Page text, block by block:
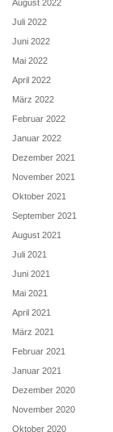
August 2022
Juli 2022
Juni 2022
Mai 2022
April 2022
März 2022
Februar 2022
Januar 2022
Dezember 2021
November 2021
Oktober 2021
September 2021
August 2021
Juli 2021
Juni 2021
Mai 2021
April 2021
März 2021
Februar 2021
Januar 2021
Dezember 2020
November 2020
Oktober 2020